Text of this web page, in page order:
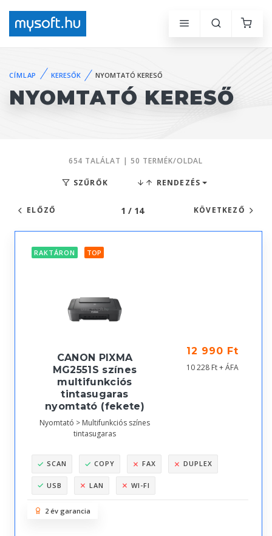
CÍMLAP KERESŐK NYOMTATÓ KERESŐ
NYOMTATÓ KERESŐ
654 TALÁLAT | 50 TERMÉK/OLDAL
SZŰRŐK RENDEZÉS
ELŐZŐ 1 / 14 KÖVETKEZŐ
RAKTÁRON TOP
CANON PIXMA
MG2551S színes
multifunkciós
tintasugaras
nyomtató (fekete)
Nyomtató > Multifunkciós színes
tintasugaras
12 990 Ft
10 228 Ft + ÁFA
SCAN COPY FAX DUPLEX
USB LAN WI-FI
2 év garancia